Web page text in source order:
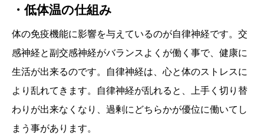
・低体温の仕組み
体の免疫機能に影響を与えているのが自律神経です。交
感神経と副交感神経がバランスよくが働く事で、健康に
生活が出来るのです。自律神経は、心と体のストレスに
より乱れてきます。自律神経が乱れると、上手く切り替
わりが出来なくなり、過剰にどちらかが優位に働いてし
まう事があります。